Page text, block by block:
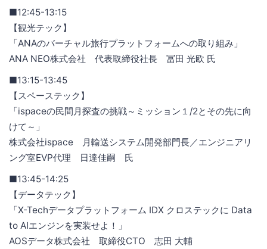
■12:45-13:15
【観光テック】
「ANAのバーチャル旅行プラットフォームへの取り組み」
ANA NEO株式会社 代表取締役社長 冨田 光欧 氏
■13:15-13:45
【スペーステック】
「ispaceの民間月探査の挑戦～ミッション１/2とその先に向
けて～」
株式会社ispace 月輸送システム開発部門長／エンジニアリ
ング室EVP代理 日達佳嗣 氏
■13:45-14:25
【データテック】
「X-Techデータプラットフォーム IDX クロステックに Data
to AIエンジンを実装せよ！」
AOSデータ株式会社 取締役CTO 志田 大輔